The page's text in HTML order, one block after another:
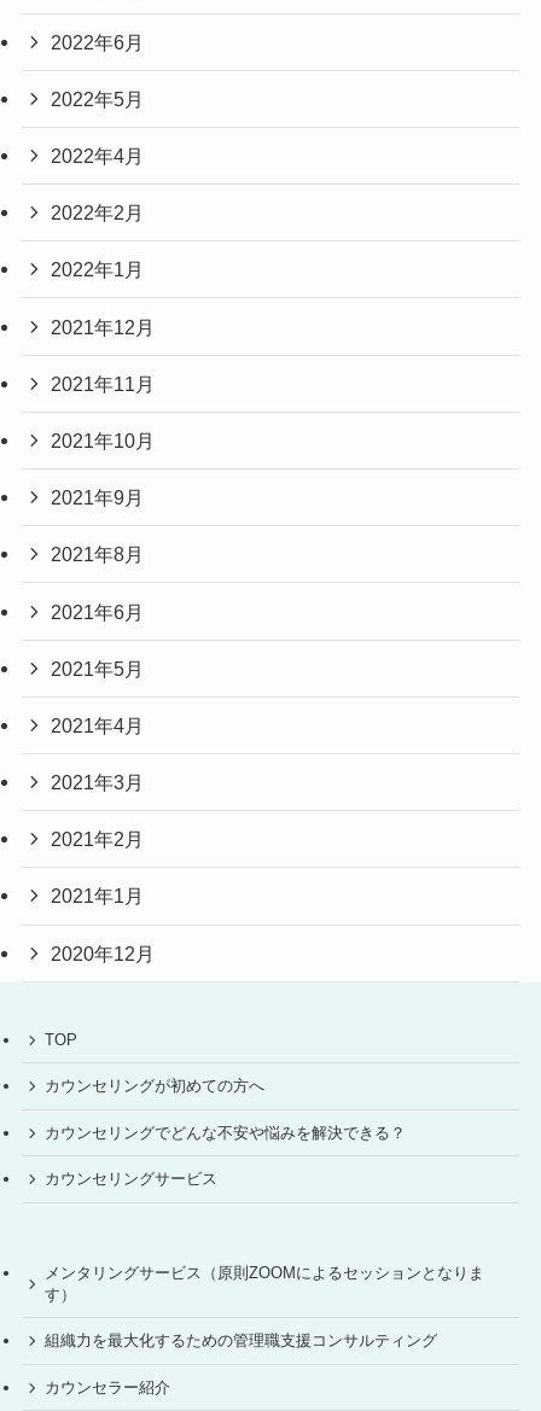
2022年6月
2022年5月
2022年4月
2022年2月
2022年1月
2021年12月
2021年11月
2021年10月
2021年9月
2021年8月
2021年6月
2021年5月
2021年4月
2021年3月
2021年2月
2021年1月
2020年12月
TOP
カウンセリングが初めての方へ
カウンセリングでどんな不安や悩みを解決できる？
カウンセリングサービス
メンタリングサービス（原則ZOOMによるセッションとなりま
す）
組織力を最大化するための管理職支援コンサルティング
カウンセラー紹介